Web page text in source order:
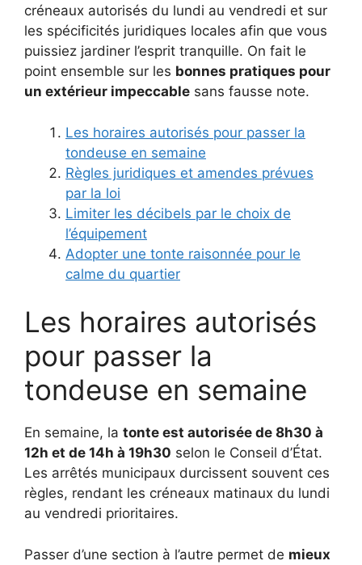
créneaux autorisés du lundi au vendredi et sur
les spécificités juridiques locales afin que vous
puissiez jardiner l’esprit tranquille. On fait le
point ensemble sur les bonnes pratiques pour
un extérieur impeccable sans fausse note.
Les horaires autorisés pour passer la
tondeuse en semaine
Règles juridiques et amendes prévues
par la loi
Limiter les décibels par le choix de
l’équipement
Adopter une tonte raisonnée pour le
calme du quartier
Les horaires autorisés
pour passer la
tondeuse en semaine
En semaine, la tonte est autorisée de 8h30 à
12h et de 14h à 19h30 selon le Conseil d’État.
Les arrêtés municipaux durcissent souvent ces
règles, rendant les créneaux matinaux du lundi
au vendredi prioritaires.
Passer d’une section à l’autre permet de mieux